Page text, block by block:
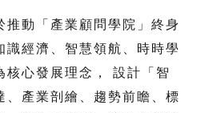
推動「產業顧問學院」終身
識經濟、智慧領航、時時學
核心發展理念， 設計「智
、產業剖繪、趨勢前瞻、標